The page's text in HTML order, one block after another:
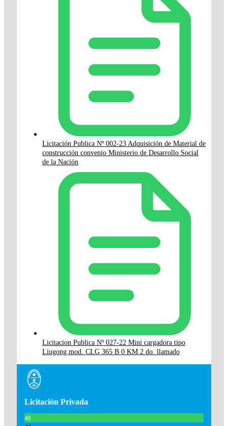
Licitación Publica Nº 002-23 Adquisición de Material de
construcción convenio Ministerio de Desarrollo Social
de la Nación
Licitacion Publica Nº 027-22 Mini cargadora tipo
Liugong mod. CLG 365 B 0 KM 2 do. llamado
Licitación Privada
40